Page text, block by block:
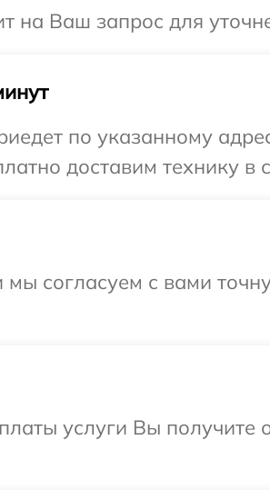
на Ваш запрос для
по указанному
доставим технику в
мы согласуем с вами
услуги Вы